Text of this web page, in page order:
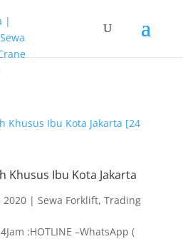
Khusus Ibu Kota Jakarta
2020| Sewa Forklift, Trading
:HOTLINE –WhatsApp (